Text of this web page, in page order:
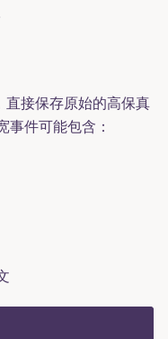
接保存原始的高保真
事件可能包含：